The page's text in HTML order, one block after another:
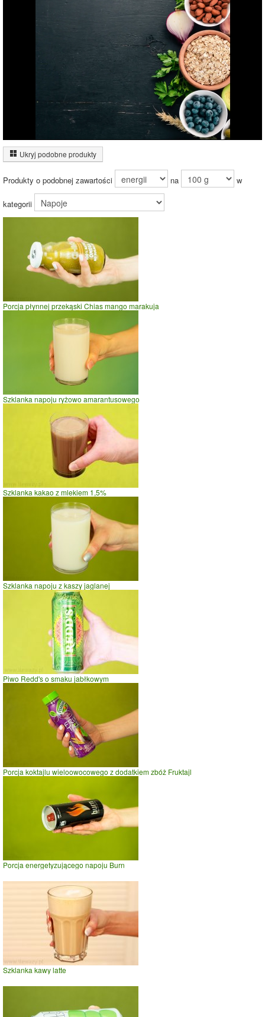
Wykres źródeł energii produktu
Czas potrzebny na spalenie porcji ze zdjęciadla osoby o
zobacz dla swojej wagi
Ukryj podobne produkty
Produkty o podobnej zawartości na w
kategorii
Porcja płynnej przekąski Chias mango marakuja
Szklanka napoju ryżowo amarantusowego
Szklanka kakao z mlekiem 1,5%
Szklanka napoju z kaszy jaglanej
Piwo Redd's o smaku jabłkowym
Porcja koktajlu wieloowocowego z dodatkiem zbóż Fruktajl
Porcja energetyzującego napoju Burn
Szklanka kawy latte